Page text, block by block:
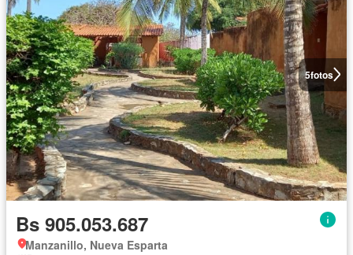
5fotos
Bs 905.053.687
Manzanillo, Nueva Esparta